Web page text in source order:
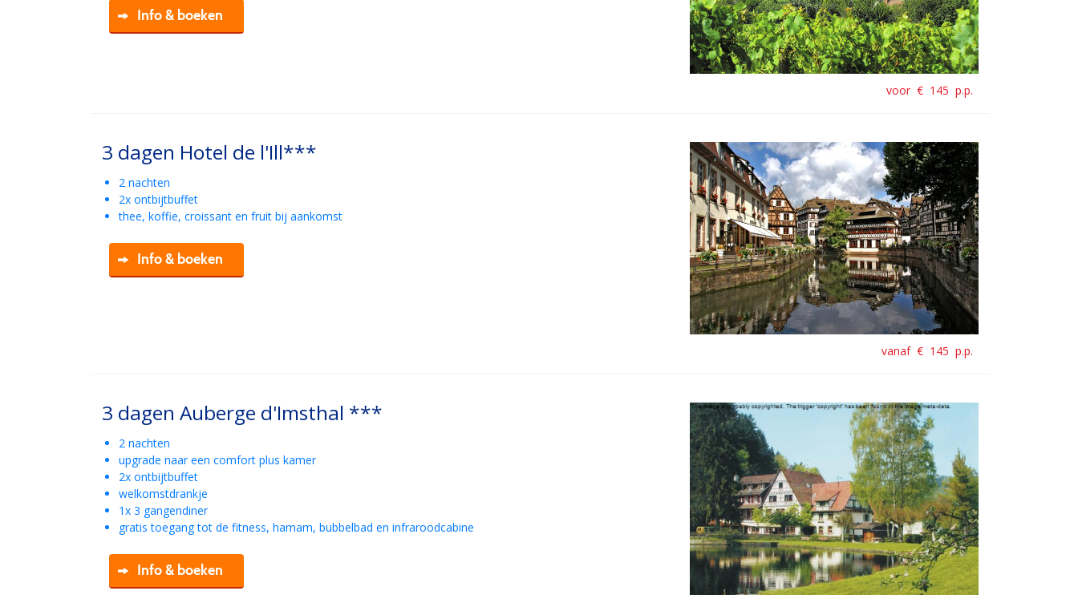
voor € 145 p.p.
Info & boeken
vanaf € 145 p.p.
3 dagen Hotel de l'Ill***
2 nachten
2x ontbijtbuffet
thee, koffie, croissant en fruit bij aankomst
Info & boeken
3 dagen Auberge d'Imsthal ***
2 nachten
upgrade naar een comfort plus kamer
2x ontbijtbuffet
welkomstdrankje
1x 3 gangendiner
gratis toegang tot de fitness, hamam, bubbelbad en infraroodcabine
Info & boeken